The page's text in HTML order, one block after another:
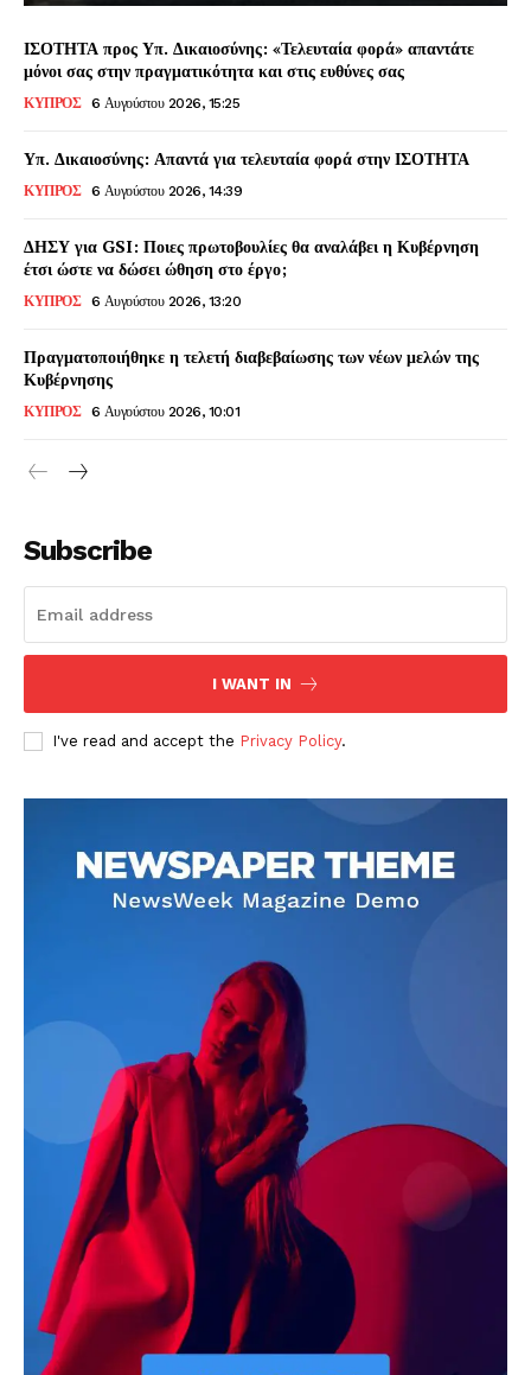
ΙΣΟΤΗΤΑ προς Υπ. Δικαιοσύνης: «Τελευταία φορά» απαντάτε
μόνοι σας στην πραγματικότητα και στις ευθύνες σας
ΚΥΠΡΟΣ 6 Αυγούστου 2026, 15:25
Υπ. Δικαιοσύνης: Απαντά για τελευταία φορά στην ΙΣΟΤΗΤΑ
ΚΥΠΡΟΣ 6 Αυγούστου 2026, 14:39
ΔΗΣΥ για GSI: Ποιες πρωτοβουλίες θα αναλάβει η Κυβέρνηση
έτσι ώστε να δώσει ώθηση στο έργο;
ΚΥΠΡΟΣ 6 Αυγούστου 2026, 13:20
Πραγματοποιήθηκε η τελετή διαβεβαίωσης των νέων μελών της
Κυβέρνησης
ΚΥΠΡΟΣ 6 Αυγούστου 2026, 10:01
Subscribe
I WANT IN
I've read and accept the Privacy Policy.